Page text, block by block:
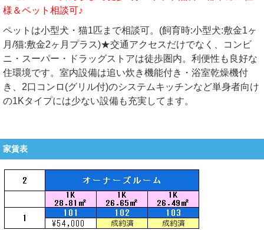
様＆ペット相談可♪
ペットは小型犬・猫1匹まで相談可。(飼育時:小型犬:敷金1ヶ
月/猫:敷金2ヶ月プラス)★交通アクセスだけでなく、コンビ
ニ・スーパー・ドラッグストアは徒歩圏内。利便性も良好な
住環境です。室内設備は追い炊き機能付き・浴室乾燥機付
き、2口コンロ(グリル付)のシステムキッチンなど単身者向け
の1Kタイプには少ない設備も充実してます。
家賃表